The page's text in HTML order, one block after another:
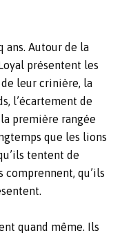
ans. Autour de la
présentent les
leur crinière, la
l’écartement de
première rangée
que les lions
tentent de
comprennent, qu’ils
quand même. Ils